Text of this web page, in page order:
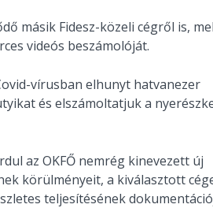
másik Fidesz-közeli cégről is,
videós beszámolóját.
vírusban elhunyt hatvanezer
és elszámoltatjuk a
az OKFŐ nemrég kinevezett új
körülményeit, a kiválasztott
teljesítésének